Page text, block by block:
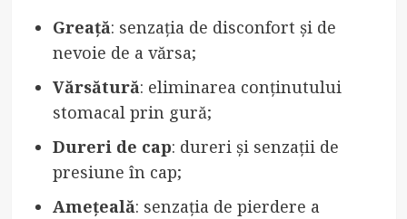
Greață: senzația de disconfort și de
nevoie de a vărsa;
Vărsătură: eliminarea conținutului
stomacal prin gură;
Dureri de cap: dureri și senzații de
presiune în cap;
Amețeală: senzația de pierdere a